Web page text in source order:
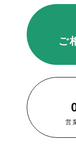
ご
営